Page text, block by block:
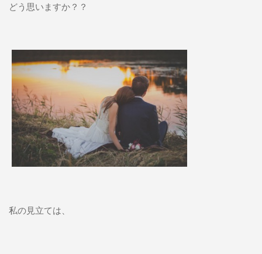
どう思いますか？？
私の見立ては、